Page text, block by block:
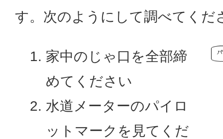
す。次のようにして調べてくだ
家中のじゃ口を全部締
めてください
水道メーターのパイロ
ットマークを見てくだ